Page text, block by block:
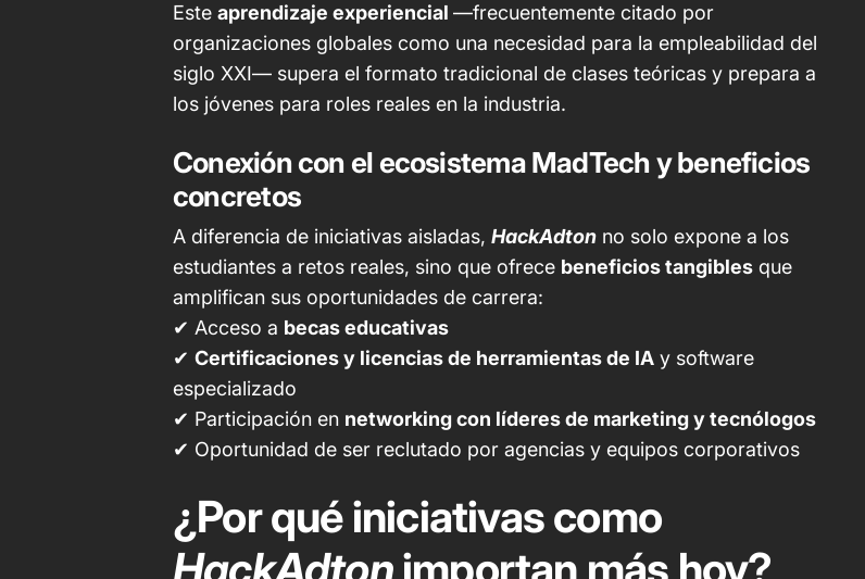
Este aprendizaje experiencial —frecuentemente citado por
organizaciones globales como una necesidad para la empleabilidad del
siglo XXI— supera el formato tradicional de clases teóricas y prepara a
los jóvenes para roles reales en la industria.
Conexión con el ecosistema MadTech y beneficios
concretos
A diferencia de iniciativas aisladas, HackAdton no solo expone a los
estudiantes a retos reales, sino que ofrece beneficios tangibles que
amplifican sus oportunidades de carrera:
✔ Acceso a becas educativas
✔ Certificaciones y licencias de herramientas de IA y software
especializado
✔ Participación en networking con líderes de marketing y tecnólogos
✔ Oportunidad de ser reclutado por agencias y equipos corporativos
¿Por qué iniciativas como